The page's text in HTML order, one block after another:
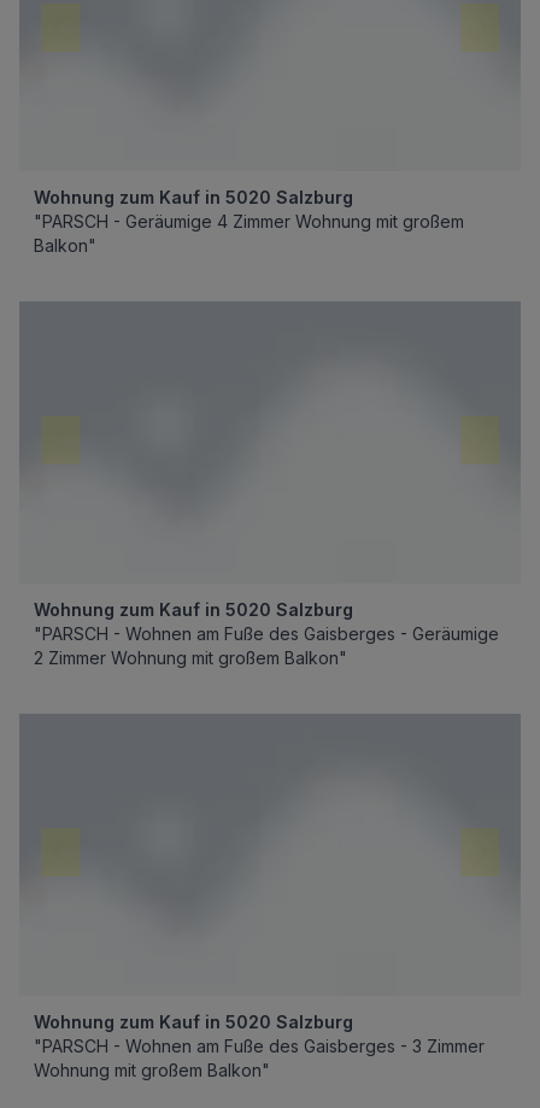
Wohnung zum Kauf in 5020 Salzburg
"PARSCH - Geräumige 4 Zimmer Wohnung mit großem
Balkon"
Wohnung zum Kauf in 5020 Salzburg
"PARSCH - Wohnen am Fuße des Gaisberges - Geräumige
2 Zimmer Wohnung mit großem Balkon"
Wohnung zum Kauf in 5020 Salzburg
"PARSCH - Wohnen am Fuße des Gaisberges - 3 Zimmer
Wohnung mit großem Balkon"